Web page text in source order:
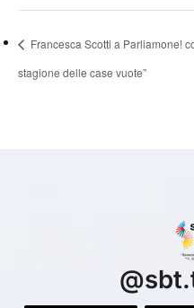
Francesca Scotti a Parliamone!
stagione delle case vuote”
@